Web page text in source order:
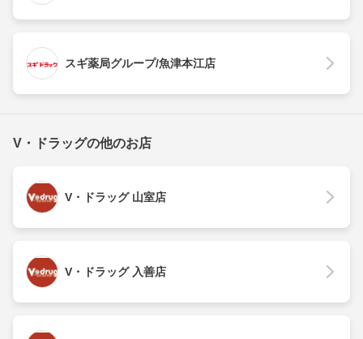
スギ薬局グループ/魚津本江店
V・ドラッグの他のお店
V・ドラッグ 山室店
V・ドラッグ 入善店